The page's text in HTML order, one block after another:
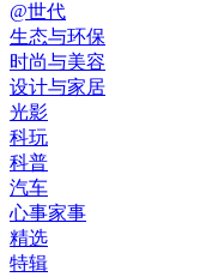
@世代
生态与环保
时尚与美容
设计与家居
光影
科玩
科普
汽车
心事家事
精选
特辑